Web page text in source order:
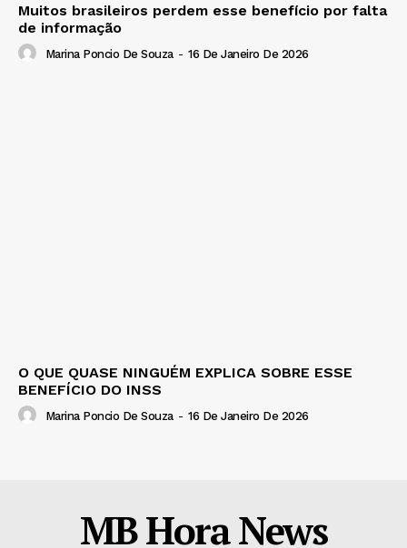
Muitos brasileiros perdem esse benefício por falta
de informação
Marina Poncio De Souza - 16 De Janeiro De 2026
O QUE QUASE NINGUÉM EXPLICA SOBRE ESSE
BENEFÍCIO DO INSS
Marina Poncio De Souza - 16 De Janeiro De 2026
MB Hora News